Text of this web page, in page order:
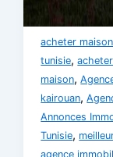
acheter
tunisie,
maison,
kairouan,
Annonces
Tunisie,
agence